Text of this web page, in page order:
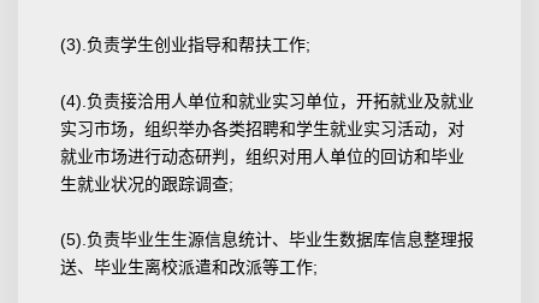
(3).负责学生创业指导和帮扶工作;
(4).负责接洽用人单位和就业实习单位，开拓就业及就业
实习市场，组织举办各类招聘和学生就业实习活动，对
就业市场进行动态研判，组织对用人单位的回访和毕业
生就业状况的跟踪调查;
(5).负责毕业生生源信息统计、毕业生数据库信息整理报
送、毕业生离校派遣和改派等工作;